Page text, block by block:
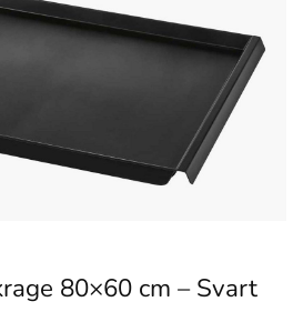
80×60 cm – Svart